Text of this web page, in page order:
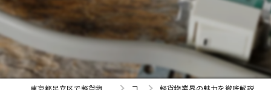
コラム 軽貨物業界の魅力を徹底解説！未経験でもできる、夢のキャリア